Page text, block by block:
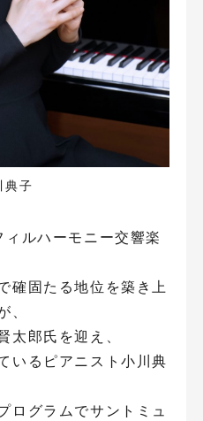
典子
ルハーモニー交響楽
確固たる地位を築き上
太郎氏を迎え、
いるピアニスト小川典
ログラムでサントミュ